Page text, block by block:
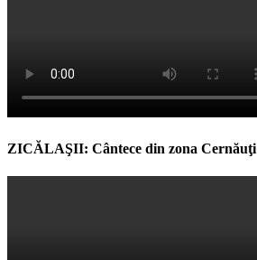
ZICĂLAŞII: Cântece din zona Cernăuţi